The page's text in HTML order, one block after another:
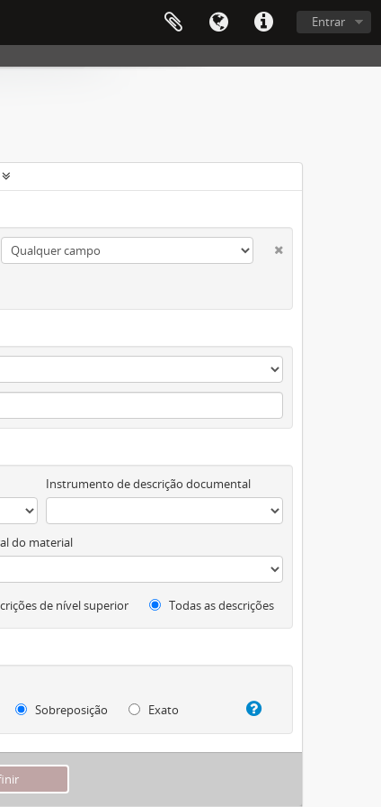
Entrar
Instrumento de descrição documental
do material
de nível superior Todas as descrições
Sobreposição
Exato